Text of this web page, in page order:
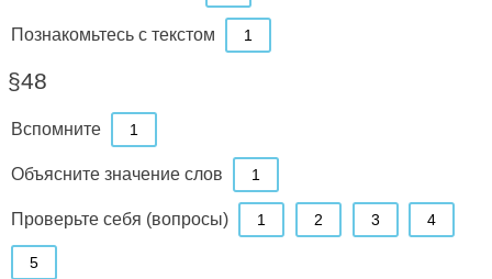
Познакомьтесь с текстом 1
§48
Вспомните 1
Объясните значение слов 1
Проверьте себя (вопросы) 1 2 3 4
5